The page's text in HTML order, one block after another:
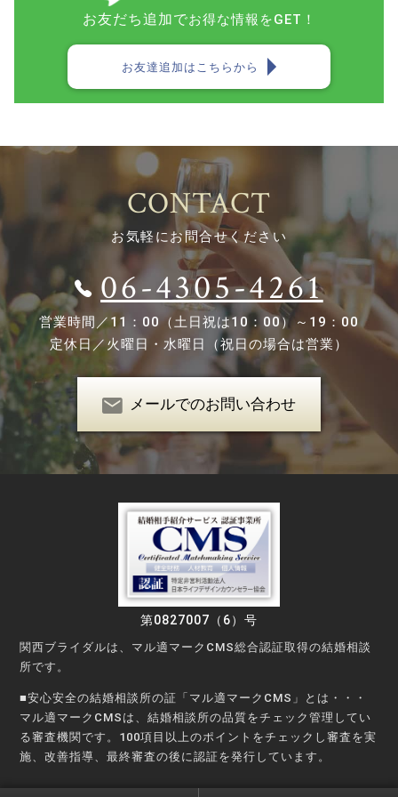
お友だち追加でお得な情報をGET！
お友達追加はこちらから
CONTACT
お気軽にお問合せください
06-4305-4261
営業時間／ 11：00（土日祝は10：00）～19：00
定休日／火曜日・水曜日（祝日の場合は営業）
メールでのお問い合わせ
第0827007（6）号
関西ブライダルは、マル適マークCMS総合認証取得の結婚相談
所です。
■安心安全の結婚相談所の証「マル適マークCMS」とは・・・
マル適マークCMSは、結婚相談所の品質をチェック管理してい
る審査機関です。100項目以上のポイントをチェックし審査を実
施、改善指導、最終審査の後に認証を発行しています。